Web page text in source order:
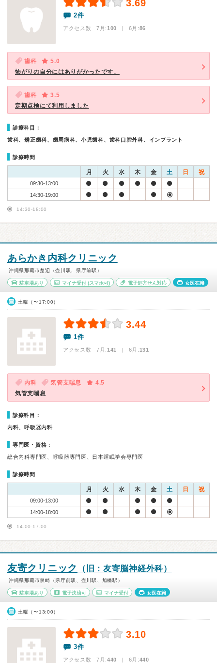
3.69
2件
アクセス数 7月:100 | 6月:86
歯科
5.0
怖がりの自分にはありがかったです。
歯科
3.5
定期点検にて利用しました
診療科目：
歯科、矯正歯科、歯周病科、小児歯科、歯科口腔外科、インプラント
診療時間
月 火 水 木 金 土 日 祝
09:30-13:00
14:30-19:00
14:30-18:00
あらかき内科クリニック
沖縄県那覇市楚辺（壺川駅、県庁前駅）
駐車場あり マイナ受付(スマホ可) 電子処方せん対応 女医在籍
土曜（〜17:00）
3.44
1件
アクセス数 7月:141 | 6月:131
内科 気管支喘息
4.5
気管支喘息
診療科目：
内科、呼吸器内科
専門医・資格：
総合内科専門医、呼吸器専門医、日本睡眠学会専門医
診療時間
月 火 水 木 金 土 日 祝
09:00-13:00
14:00-18:00
14:00-17:00
友寄クリニック （旧：友寄脳神経外科）
沖縄県那覇市泉崎（県庁前駅、壺川駅、旭橋駅）
駐車場あり 電子決済可 マイナ受付 女医在籍
土曜（〜13:00）
3.10
3件
アクセス数 7月:440 | 6月:440